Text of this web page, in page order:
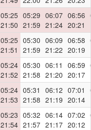
05:25
21:50
05:29
21:59
06:07
21:24
06:56
20:21
05:25
21:51
05:30
21:59
06:09
21:22
06:58
20:19
05:24
21:52
05:30
21:58
06:11
21:20
06:59
20:17
05:24
21:53
05:31
21:58
06:12
21:19
07:01
20:14
05:23
21:54
05:32
21:57
06:14
21:17
07:02
20:12